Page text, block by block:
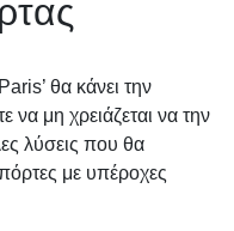
θα κάνει την
να μη χρειάζεται να την
λύσεις που θα
με υπέροχες